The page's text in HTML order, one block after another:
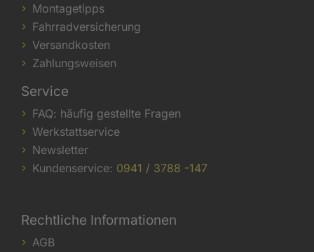
Montagetipps
Fahrradversicherung
Versandkosten
Zahlungsweisen
Service
FAQ: häufig gestellte Fragen
Werkstattservice
Newsletter
Kundenservice: 0941 / 3788 -147
Rechtliche Informationen
AGB